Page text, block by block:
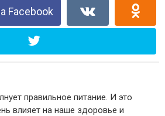
Facebook
правильное питание. И это
влияет на наше здоровье и